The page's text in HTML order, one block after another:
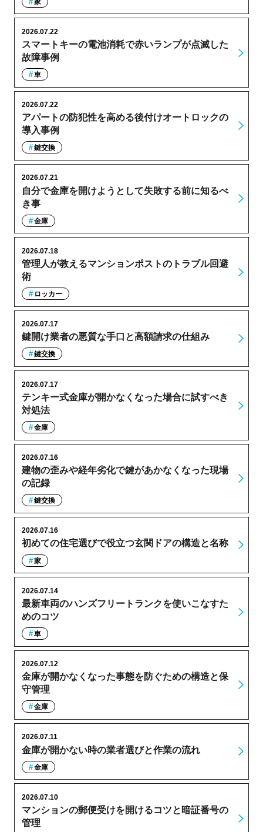
スマートキーの電池消耗で赤いランプが点滅した
故障事例
2026.07.22
車
アパートの防犯性を高める後付けオートロックの
導入事例
2026.07.22
鍵交換
自分で金庫を開けようとして失敗する前に知るべ
き事
2026.07.21
金庫
管理人が教えるマンションポストのトラブル回避
術
2026.07.18
ロッカー
鍵開け業者の悪質な手口と高額請求の仕組み
2026.07.17
鍵交換
テンキー式金庫が開かなくなった場合に試すべき
対処法
2026.07.17
金庫
建物の歪みや経年劣化で鍵があかなくなった現場
の記録
2026.07.16
鍵交換
初めての住宅選びで役立つ玄関ドアの構造と名称
2026.07.16
家
最新車両のハンズフリートランクを使いこなすた
めのコツ
2026.07.14
車
金庫が開かなくなった事態を防ぐための構造と保
守管理
2026.07.12
金庫
金庫が開かない時の業者選びと作業の流れ
2026.07.11
金庫
マンションの郵便受けを開けるコツと暗証番号の
管理
2026.07.10